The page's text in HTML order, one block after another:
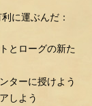
に運ぶんだ：
とローグの新た
ターに授けよう
しよう